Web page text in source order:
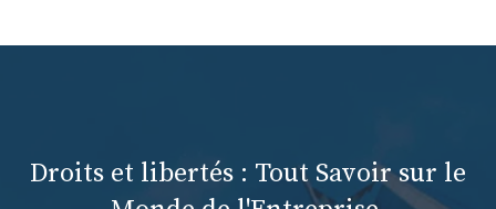
Droits et libertés : Tout Savoir sur le